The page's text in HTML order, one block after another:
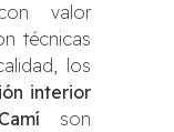
valor
técnicas
los
interior
son